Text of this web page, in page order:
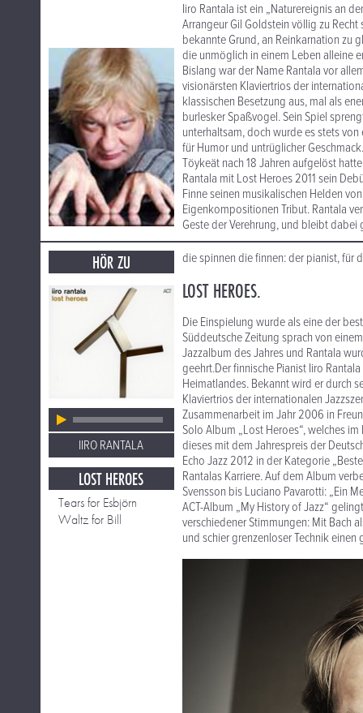
Iiro Rantala ist ein „Naturereignis an
Arrangeur Gil Goldstein völlig zu
bekannte Grund, an Reinkarnation zu
die unmöglich in einem Leben alleine
Bislang war der Name Rantala vor
visionärsten Klaviertrios der
klassischen Besetzung aus, mal als
burlesker Spaßvogel. Sein Spiel
unterhaltsam, doch wurde es stets
für Humor und untrüglicher
Töykeät nach 18 Jahren aufgelöst
Rantala mit Lost Heroes 2011 sein
Finne seinen musikalischen Helden
Eigenkompositionen Tribut. Rantala
Geste der Verehrung, und bleibt dabei
HÖR ZU
IIRO RANTALA
LOST HEROES
Tears for Esbjörn
Waltz for Bill
die spinnen die finnen: der pianist, für
LOST HEROES.
Die Einspielung wurde als eine der
Süddeutsche Zeitung sprach von
Jazzalbum des Jahres und Rantala
geehrt.Der finnische Pianist Iiro
Heimatlandes. Bekannt wird er durch
Klaviertrios der internationalen
Zusammenarbeit im Jahr 2006 in
Solo Album „Lost Heroes“, welches
dieses mit dem Jahrespreis der
Echo Jazz 2012 in der Kategorie
Rantalas Karriere. Auf dem Album
Svensson bis Luciano Pavarotti: „Ein
ACT-Album „My History of Jazz“
verschiedener Stimmungen: Mit Bach
und schier grenzenloser Technik